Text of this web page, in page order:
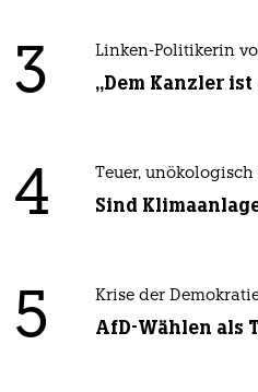
3 Linken-Politikerin
„Dem Kanzler
4 Teuer,
Sind
5 Krise der
AfD-Wählen als